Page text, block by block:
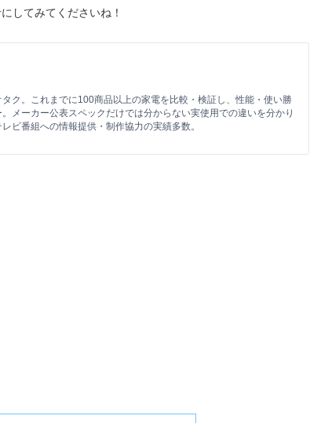
してみてくださいね！
ク。これまでに100商品以上の家電を比較・検証し、性能・使い勝
メーカー公表スペックだけでは分からない実使用での違いを分かり
ビ番組への情報提供・制作協力の実績多数。